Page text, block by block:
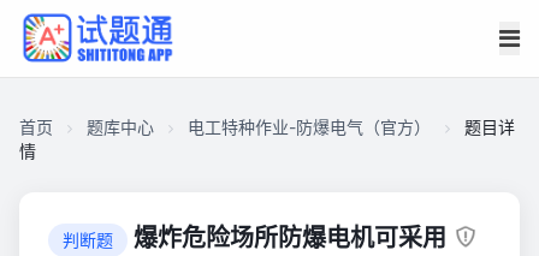
首页 题库中心 电工特种作业-防爆电气（官方）
题目详
情
判断题
爆炸危险场所防爆电机可采用